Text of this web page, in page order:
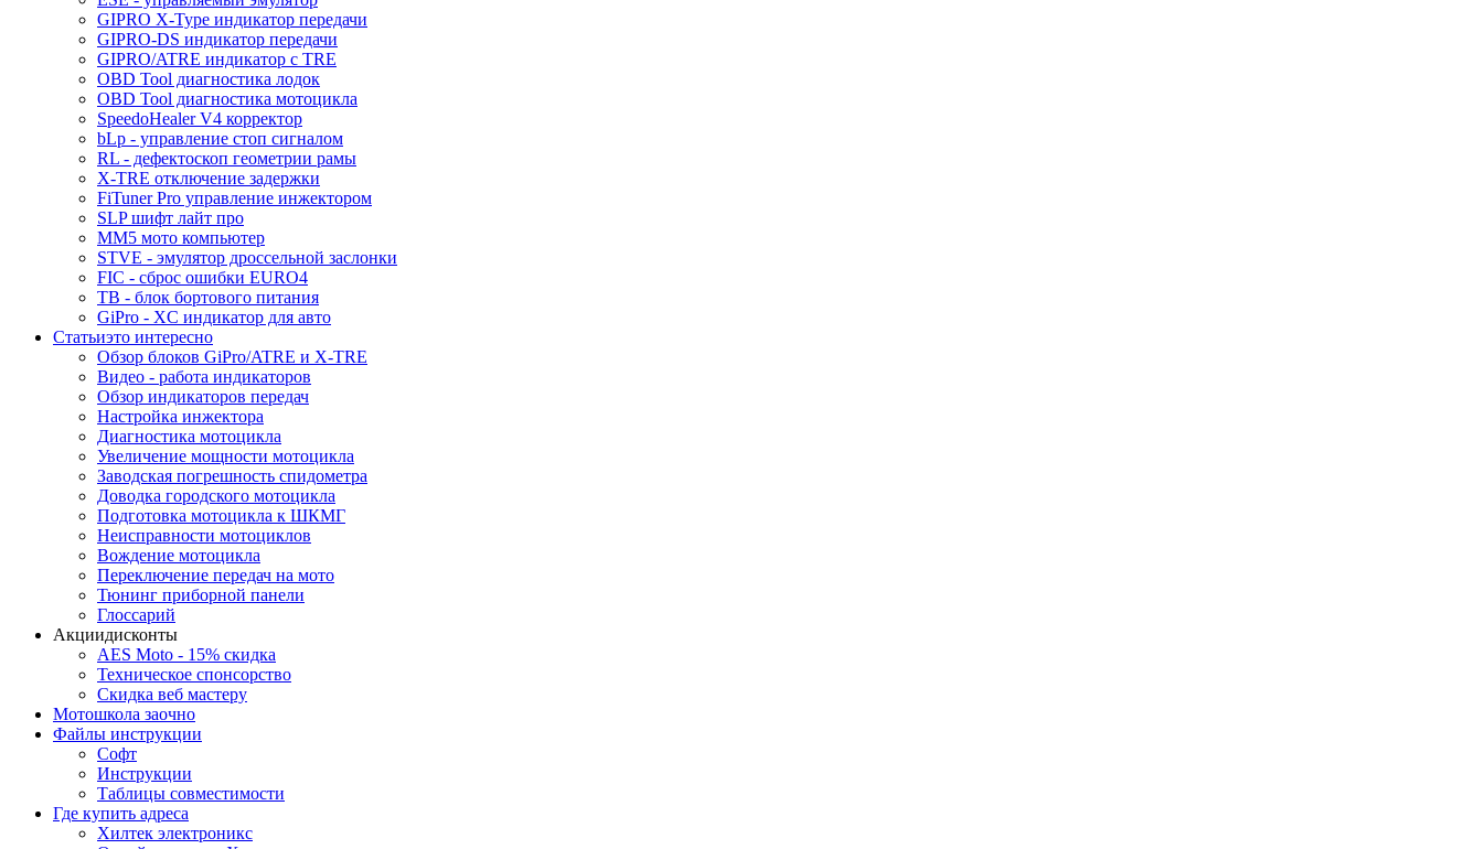
GIPRO X-Type индикатор передачи
GIPRO-DS индикатор передачи
GIPRO/ATRE индикатор с TRE
OBD Tool диагностика лодок
OBD Tool диагностика мотоцикла
SpeedoHealer V4 корректор
bLp - управление стоп сигналом
RL - дефектоскоп геометрии рамы
X-TRE отключение задержки
FiTuner Pro управление инжектором
SLP шифт лайт про
MM5 мото компьютер
STVE - эмулятор дроссельной заслонки
FIC - сброс ошибки EURO4
TB - блок бортового питания
GiPro - XC индикатор для авто
Статьиэто интересно
Обзор блоков GiPro/ATRE и X-TRE
Видео - работа индикаторов
Обзор индикаторов передач
Настройка инжектора
Диагноcтика мотоцикла
Увеличение мощности мотоцикла
Заводская погрешность спидометра
Доводка городского мотоцикла
Подготовка мотоцикла к ШКМГ
Неисправности мотоциклов
Вождение мотоцикла
Переключение передач на мото
Тюнинг приборной панели
Глоссарий
Акциидисконты
AES Moto - 15% скидка
Техническое спонсорство
Скидка веб мастеру
Мотошкола заочно
Файлы инструкции
Софт
Инструкции
Таблицы совместимости
Где купить адреса
Хилтек электроникс